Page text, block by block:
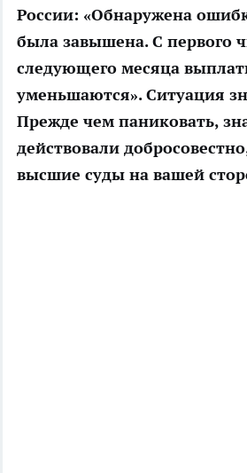
России: «Обнаружена
была завышена. С первого
следующего месяца
уменьшаются». Ситуация
Прежде чем паниковать,
действовали
высшие суды на вашей